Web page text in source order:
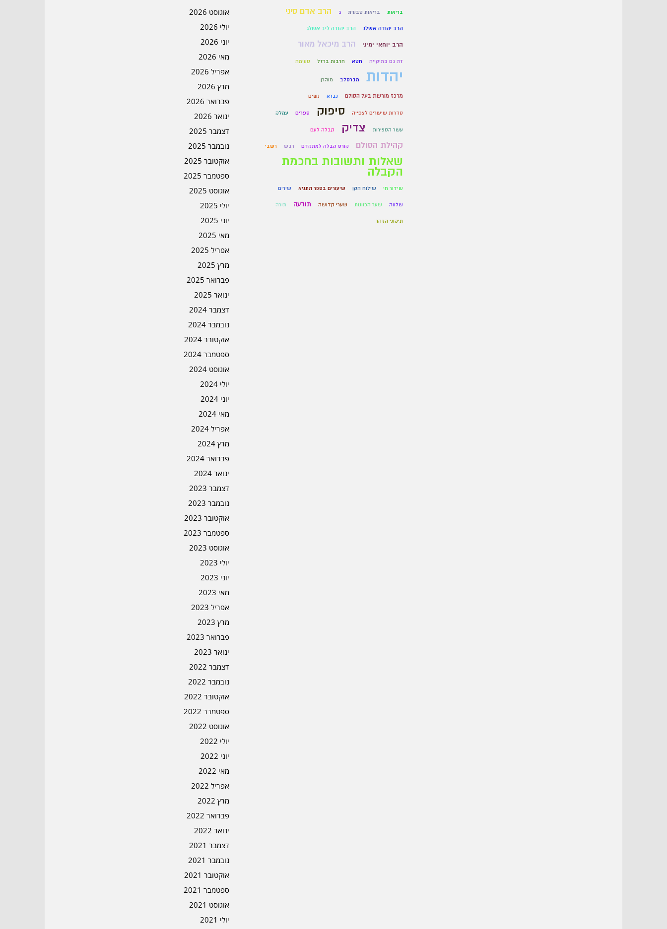
אוגוסט 2026
יולי 2026
יוני 2026
מאי 2026
אפריל 2026
מרץ 2026
פברואר 2026
ינואר 2026
דצמבר 2025
נובמבר 2025
אוקטובר 2025
ספטמבר 2025
אוגוסט 2025
יולי 2025
יוני 2025
מאי 2025
אפריל 2025
מרץ 2025
פברואר 2025
ינואר 2025
דצמבר 2024
נובמבר 2024
אוקטובר 2024
ספטמבר 2024
אוגוסט 2024
יולי 2024
יוני 2024
מאי 2024
אפריל 2024
מרץ 2024
פברואר 2024
ינואר 2024
דצמבר 2023
נובמבר 2023
אוקטובר 2023
ספטמבר 2023
אוגוסט 2023
יולי 2023
יוני 2023
מאי 2023
אפריל 2023
מרץ 2023
פברואר 2023
ינואר 2023
דצמבר 2022
נובמבר 2022
אוקטובר 2022
ספטמבר 2022
אוגוסט 2022
יולי 2022
יוני 2022
מאי 2022
אפריל 2022
מרץ 2022
פברואר 2022
ינואר 2022
דצמבר 2021
נובמבר 2021
אוקטובר 2021
ספטמבר 2021
אוגוסט 2021
יולי 2021
בריאות בריאות טבעית ג הרב אדם סיני
הרב יהודה אשלג הרב יהודה ליב אשלג
הרב יוחאי ימיני הרב מיכאל מאור
זה גם בתיקייה חטא חרבות ברזל טעימה
יהדות מברסלב מוהרן
מרכז מורשת בעל הסולם נברא נשים
סדרות שיעורים לצפייה סיפוק ספרים עמלק
עשר הספירות צדיק קבלה לעם
קהילת הסולם קורס קבלה למתקדם רבש רשבי
שאלות ותשובות בחכמת
הקבלה
שידור חי שילוח הקן שיעורים בספר התניא שירים
שלווה שער הכוונות שערי קדושה תודעה תורה
תיקוני הזהר